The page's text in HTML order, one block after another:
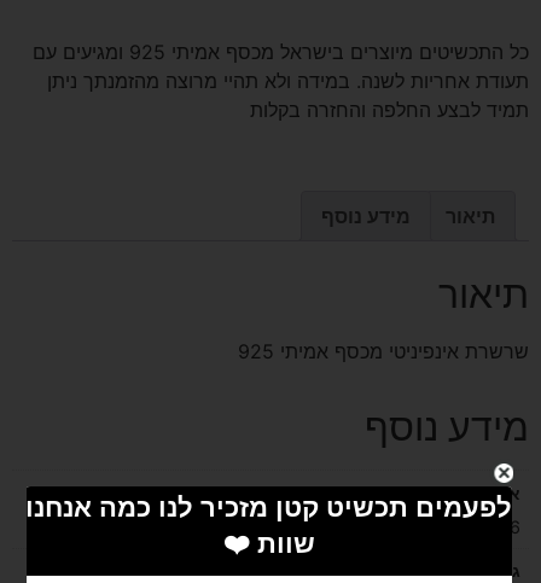
כל התכשיטים מיוצרים בישראל מכסף אמיתי 925 ומגיעים עם
תעודת אחריות לשנה. במידה ולא תהיי מרוצה מהזמנתך ניתן
תמיד לבצע החלפה והחזרה בקלות
תיאור מידע נוסף
תיאור
שרשרת אינפיניטי מכסף אמיתי 925
מידע נוסף
אורך השרשרת בס"מ
46
גובה בס"מ